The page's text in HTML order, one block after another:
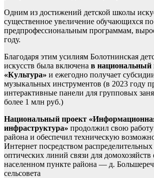
Одним из достижений детской школы
существенное увеличение обучающихся по
предпрофессиональным программам,
году.
Благодаря этим усилиям Болотнинская
искусств была включена в национальный
«Культура» и ежегодно получает
музыкальных инструментов (в 2023 году
интерактивные панели для групповых
более 1 млн руб.)
Национальный проект
инфраструктура» продолжил свою
района и обеспечил техническую
Интернет посредством
оптических линий связи для
населенном пункте района — д.
сельсовета